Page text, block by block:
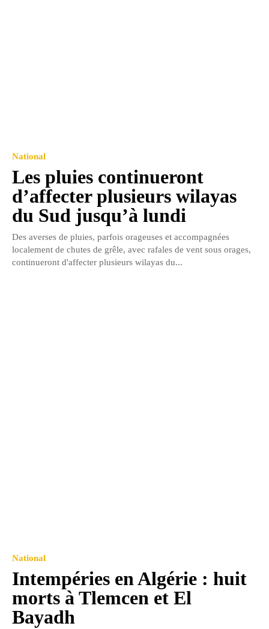
National
Les pluies continueront
d’affecter plusieurs wilayas
du Sud jusqu’à lundi
Des averses de pluies, parfois orageuses et accompagnées
localement de chutes de grêle, avec rafales de vent sous orages,
continueront d'affecter plusieurs wilayas du...
National
Intempéries en Algérie : huit
morts à Tlemcen et El
Bayadh